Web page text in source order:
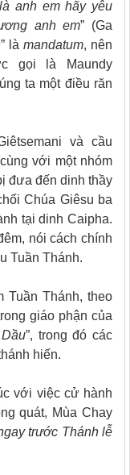
là anh em hãy yêu
anh em” (Ga
” là mandatum, nên
gọi là Maundy
ta một điều răn
và cầu
với một nhóm
đưa đến dinh thầy
Chúa Giêsu ba
tại dinh Caipha.
nói cách chính
Tuần Thánh.
Tuần Thánh, theo
giáo phận của
”, trong đó các
hiến.
với việc cử hành
quát, Mùa Chay
trước Thánh lễ